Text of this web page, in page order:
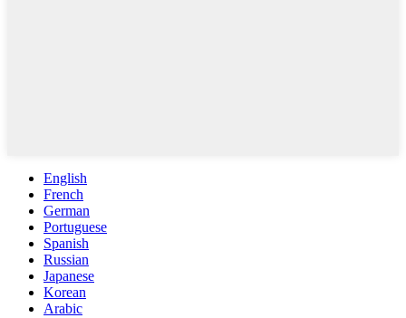
English
French
German
Portuguese
Spanish
Russian
Japanese
Korean
Arabic